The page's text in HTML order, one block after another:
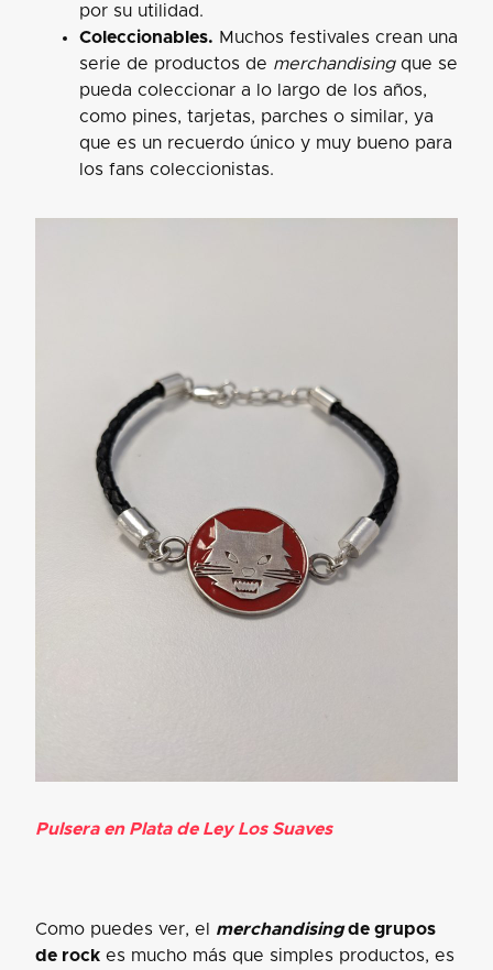
por su utilidad.
Coleccionables. Muchos festivales crean una
serie de productos de merchandisingque se
pueda coleccionar a lo largo de los años,
como pines, tarjetas, parches o similar, ya
que es un recuerdo único y muy bueno para
los fans coleccionistas.
Pulsera en Plata de Ley Los Suaves
Como puedes ver, el merchandisingde grupos
de rock es mucho más que simples productos, es